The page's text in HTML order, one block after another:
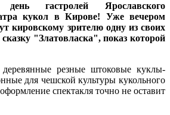
гастролей Ярославского
кукол в Кирове! Уже вечером
кировскому зрителю одну из своих
"Златовласка", показ которой
резные штоковые куклы-
для чешской культуры кукольного
спектакля точно не оставит